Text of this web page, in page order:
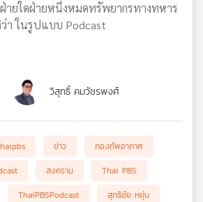
ายใดฝ่ายหนึ่งหมดทรัพยากรทางทหาร
า ในรูปแบบ Podcast
วิสุทธิ์ คมวัชรพงศ์
ข่าว
กองทัพอากาศ
สงคราม
Thai PBS
ThaiPBSPodcast
สุทธิชัย หยุ่น